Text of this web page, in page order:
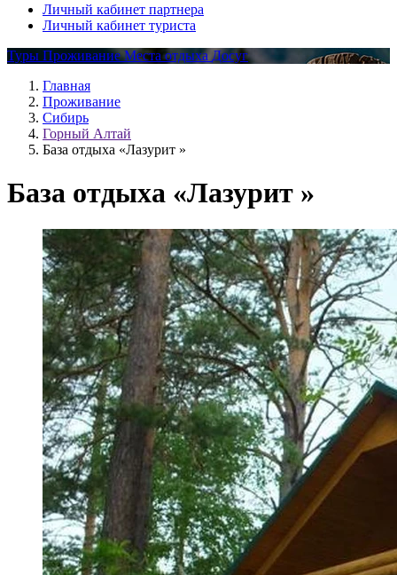
Личный кабинет партнера
Личный кабинет туриста
Туры ПроживаниеМеста отдыха Досуг
Главная
Проживание
Сибирь
Горный Алтай
База отдыха «Лазурит »
База отдыха «Лазурит »